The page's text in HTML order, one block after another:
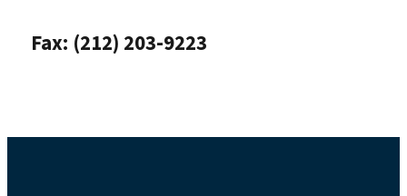
Fax: (212) 203-9223